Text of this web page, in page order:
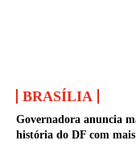
BRASÍLIA
Governadora anuncia
história do DF com